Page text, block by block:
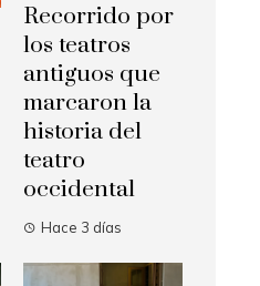
Recorrido por
los teatros
antiguos que
marcaron la
historia del
teatro
occidental
Hace 3 días